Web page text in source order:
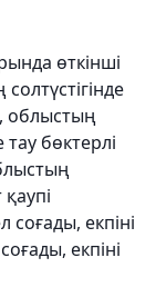
өткінші
облыстың
бөктерлі
екпіні
екпіні